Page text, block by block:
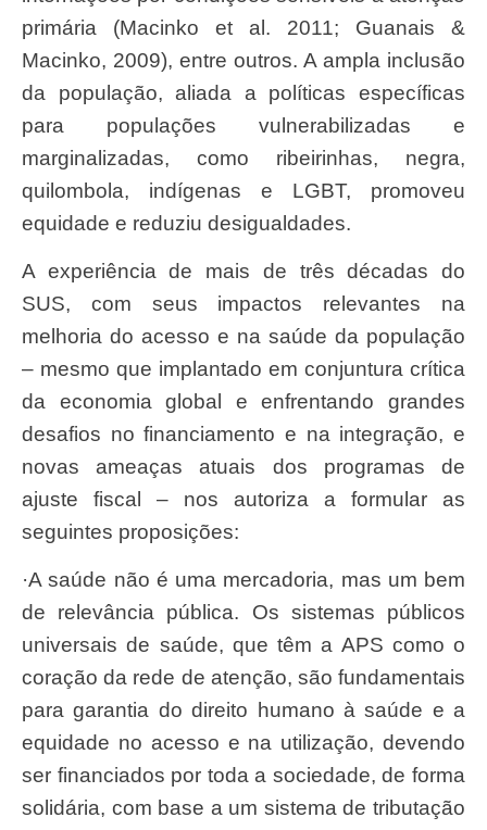
primária (Macinko et al. 2011; Guanais &
Macinko, 2009), entre outros. A ampla inclusão
da população, aliada a políticas específicas
para populações vulnerabilizadas e
marginalizadas, como ribeirinhas, negra,
quilombola, indígenas e LGBT, promoveu
equidade e reduziu desigualdades.
A experiência de mais de três décadas do
SUS, com seus impactos relevantes na
melhoria do acesso e na saúde da população
– mesmo que implantado em conjuntura crítica
da economia global e enfrentando grandes
desafios no financiamento e na integração, e
novas ameaças atuais dos programas de
ajuste fiscal – nos autoriza a formular as
seguintes proposições:
·A saúde não é uma mercadoria, mas um bem
de relevância pública. Os sistemas públicos
universais de saúde, que têm a APS como o
coração da rede de atenção, são fundamentais
para garantia do direito humano à saúde e a
equidade no acesso e na utilização, devendo
ser financiados por toda a sociedade, de forma
solidária, com base a um sistema de tributação